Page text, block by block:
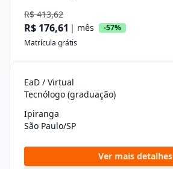
R$ 413,62
R$ 176,61 | mês
-57%
Matrícula grátis
EaD / Virtual
Tecnólogo (graduação)
Ipiranga
São Paulo/SP
Ver mais detalhes